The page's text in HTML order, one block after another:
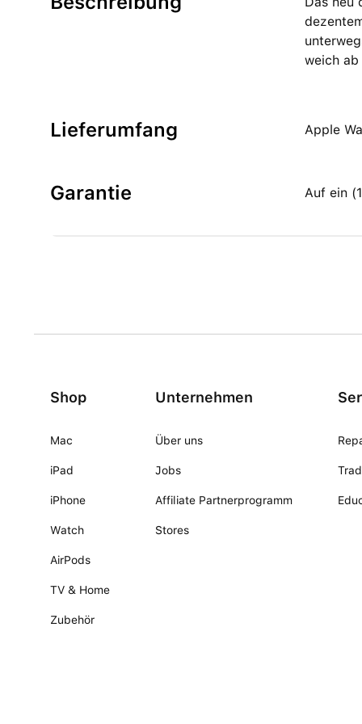
weich
Lieferumfang Apple
Garantie Auf ein
Shop
Mac
iPad
iPhone
Watch
AirPods
TV & Home
Zubehör
Unternehmen
Über uns
Jobs
Affiliate Partnerprogramm
Stores